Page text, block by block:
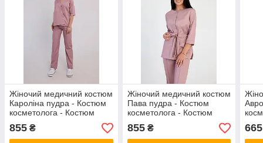
Жіночий медичний костюм
Кароліна пудра - Костюм
косметолога - Костюм
855 ₴
Жіночий медичний костюм
Пава пудра - Костюм
косметолога - Костюм
855₴ 665